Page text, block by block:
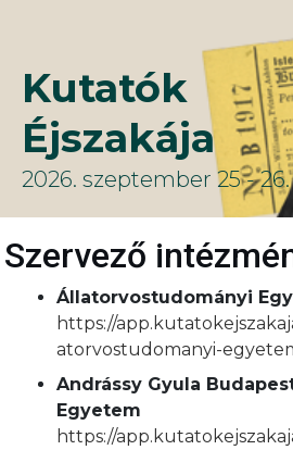
Kutatók
Éjszakája
2026. szeptember 25 - 26.
Szervező
Állatorvostudományi
https://
atorvostudomanyi-
Andrássy Gyula
Egyetem
https://